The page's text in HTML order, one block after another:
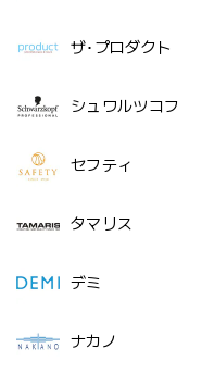
ザ･プロダクト
シュワルツコフ
セフティ
タマリス
デミ
ナカノ